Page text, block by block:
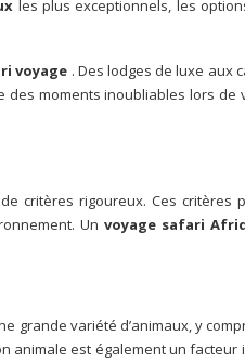
les plus exceptionnels, les
voyage . Des lodges de luxe aux
moments inoubliables lors de
critères rigoureux. Ces critères
Unvoyage safari
variété d’animaux, y
animale est également un facteur